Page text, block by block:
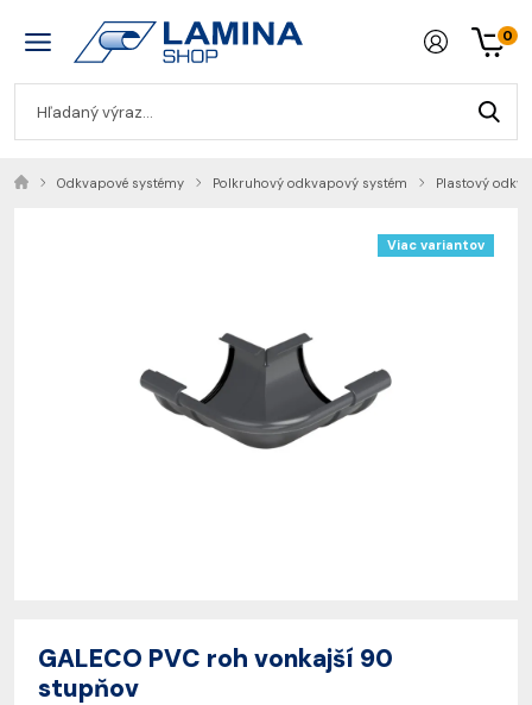
0
Odkvapové systémy Polkruhový odkvapový systém Plastový
Viac variantov
GALECO PVC roh vonkajší 90
stupňov